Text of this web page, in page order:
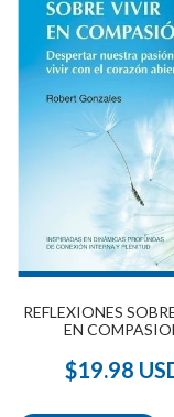
REFLEXIONES
EN
$19.98